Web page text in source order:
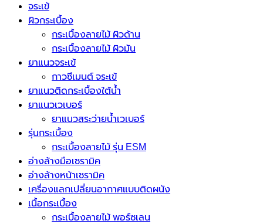
จระเข้
ผิวกระเบื้อง
กระเบื้องลายไม้ ผิวด้าน
กระเบื้องลายไม้ ผิวมัน
ยาแนวจระเข้
กาวซีเมนต์ จระเข้
ยาแนวติดกระเบื้องใต้น้ำ
ยาแนวเวเบอร์
ยาแนวสระว่ายน้ำเวเบอร์
รุ่นกระเบื้อง
กระเบื้องลายไม้ รุ่น ESM
อ่างล้างมือเซรามิค
อ่างล้างหน้าเซรามิค
เครื่องแลกเปลี่ยนอากาศแบบติดผนัง
เนื้อกระเบื้อง
กระเบื้องลายไม้ พอร์ซเลน